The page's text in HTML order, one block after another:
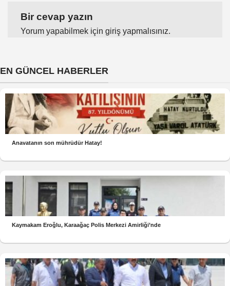
Bir cevap yazın
Yorum yapabilmek için giriş yapmalısınız.
EN GÜNCEL HABERLER
Anavatanın son mührüdür Hatay!
Kaymakam Eroğlu, Karaağaç Polis Merkezi Amirliği’nde